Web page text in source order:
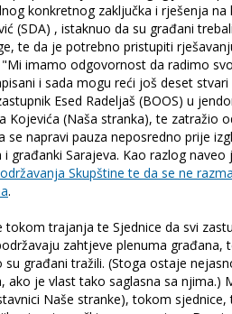
konkretnog zaključka i rješenja na
(SDA) , istaknuo da su građani
te da je potrebno pristupiti
"Mi imamo odgovornost da radimo
i sada mogu reći još deset
Esed Radeljaš (BOOS) u
Kojevića (Naša stranka), te zatražio
se napravi pauza neposredno prije
i građanki Sarajeva. Kao razlog naveo
Skupštine te da se ne
.
tokom trajanja te Sjednice da svi
zahtjeve plenuma građana,
su građani tražili. (Stoga ostaje
ako je vlast tako saglasna sa njima.)
Naše stranke), tokom